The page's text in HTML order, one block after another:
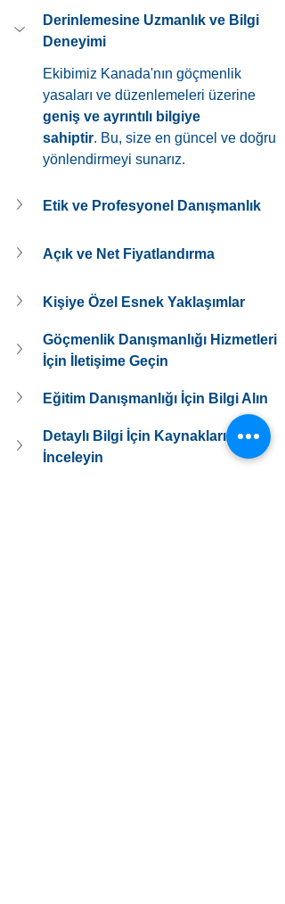
Derinlemesine Uzmanlık ve Bilgi
Deneyimi
Ekibimiz Kanada'nın göçmenlik
yasaları ve düzenlemeleri üzerine
geniş ve ayrıntılı bilgiye
sahiptir. Bu, size en güncel ve doğru
yönlendirmeyi sunarız.
Etik ve Profesyonel Danışmanlık
Açık ve Net Fiyatlandırma
Kişiye Özel Esnek Yaklaşımlar
Göçmenlik Danışmanlığı Hizmetleri
İçin İletişime Geçin
Eğitim Danışmanlığı İçin Bilgi Alın
Detaylı Bilgi İçin Kaynaklarımızı
İnceleyin